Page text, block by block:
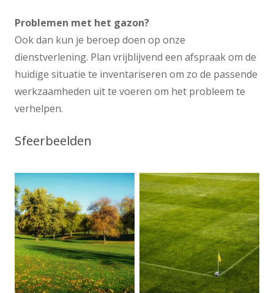
Problemen met het gazon?
Ook dan kun je beroep doen op onze
dienstverlening. Plan vrijblijvend een afspraak om de
huidige situatie te inventariseren om zo de passende
werkzaamheden uit te voeren om het probleem te
verhelpen.
Sfeerbeelden